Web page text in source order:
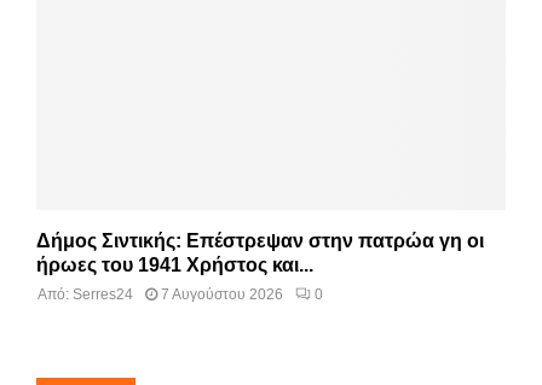
Δήμος Σιντικής: Επέστρεψαν στην πατρώα γη οι
ήρωες του 1941 Χρήστος και...
Από: Serres24 7 Αυγούστου 2026 0